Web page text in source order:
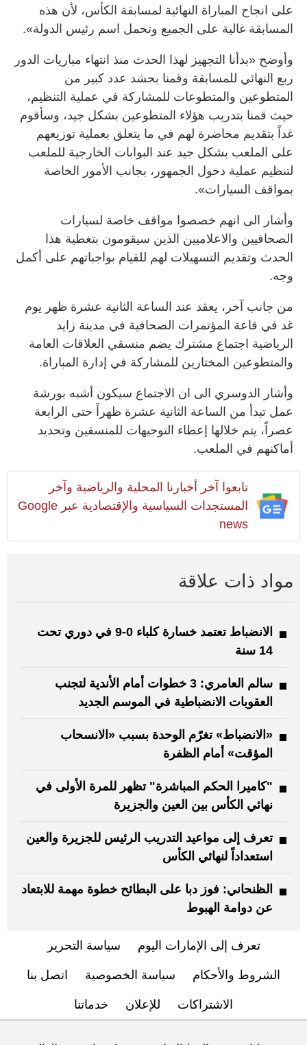
على انجاح المباراة النهائية لمسابقة الكأس، لأن هذه
المسابقة غالية على الجميع وتحمل اسم رئيس الدولة».
وأوضح «بدأنا التجهيز لهذا الحدث منذ انتهاء مباريات الدور
ربع النهائي للمسابقة وقمنا بحشد عدد كبير من
المتطوعين والمتطوعات للمشاركة في عملية التنظيم،
حيث قمنا بتدريب هؤلاء المتطوعين بشكل جيد، وسأقوم
غداً بتقديم محاضرة لهم في ما يتعلق بعملية توزيعهم
على الملعب بشكل جيد عند البوابات الخارجية للملعب
لتنظيم عملية دخول الجمهور، بجانب الأمور الخاصة
بمواقف السيارات».
وأشار الى انهم خصصوا مواقف خاصة لسيارات
الصحافيين والاعلاميين الذين سيقومون بتغطية هذا
الحدث وتقديم التسهيلات لهم للقيام بواجباتهم على أكمل
وجه.
من جانب آخر، يعقد عند الساعة الثانية عشرة ظهر يوم
غد في قاعة المؤتمرات الصحافية في مدينة زايد
الرياضية اجتماع مشترك يضم منسقي العلاقات العامة
والمتطوعين المختارين للمشاركة في إدارة المباراة.
وأشار الدوسري الى ان الاجتماع سيكون أشبه بورشة
عمل تبدأ من الساعة الثانية عشرة ظهراً حتى الرابعة
عصراً، يتم خلالها إعطاء التوجيهات للمنسقين وتحديد
أماكنهم في الملعب.
تابعوا آخر أخبارنا المحلية والرياضية وآخر
المستجدات السياسية والإقتصادية عبر Google
news
مواد ذات علاقة
الانضباط تعتمد خسارة كلباء 0-9 في دوري تحت
14 سنة
سالم العامري: 3 خطوات أمام الأندية لتجنب
العقوبات الانضباطية في الموسم الجديد
«الانضباط» تغرّم الوحدة بسبب «الانسحاب
المؤقت» أمام الظفرة
"كاميرا الحكم المباشرة" تظهر للمرة الأولى في
نهائي الكأس بين العين والجزيرة
تعرف إلى مواعيد التدريب الرئيس للجزيرة والعين
استعداداً لنهائي الكأس
الظنحاني: فوز دبا على البطائح خطوة مهمة للابتعاد
عن دوامة الهبوط
تعرف إلى الإمارات اليوم سياسة التحرير
الشروط والأحكام سياسة الخصوصية اتصل بنا
الاشتراكات للإعلان خدماتنا